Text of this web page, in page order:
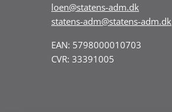
loen@statens-adm.dk
statens-adm@statens-adm.dk
EAN: 5798000010703
CVR: 33391005